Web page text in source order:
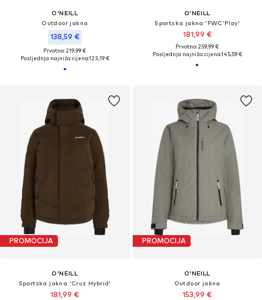
O'NEILL
Outdoor jakna
138,59 €
Prvotno: 219,99 €
Posljednja najniža cijena:123,19 €
O'NEILL
Sportska jakna 'FWC'Play'
181,99 €
Prvotno: 259,99 €
Posljednja najniža cijena:145,59 €
PROMOCIJA
O'NEILL
Sportska jakna 'Cruz Hybrid'
181,99 €
PROMOCIJA
O'NEILL
Outdoor jakna
153,99 €